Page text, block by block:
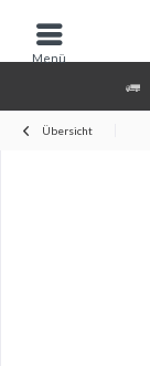
Menü
Übersicht